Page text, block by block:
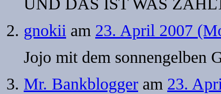
UND DAS IST WAS
gnokii am 23. April 2007
Jojo mit dem sonnengelben
Mr. Bankblogger am 23.